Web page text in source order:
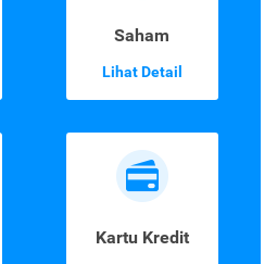
Saham
Lihat Detail
Kartu Kredit